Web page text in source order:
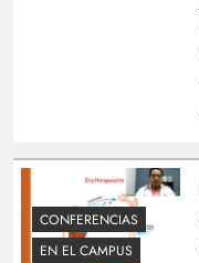
CONFERENCIAS
EN EL CAMPUS